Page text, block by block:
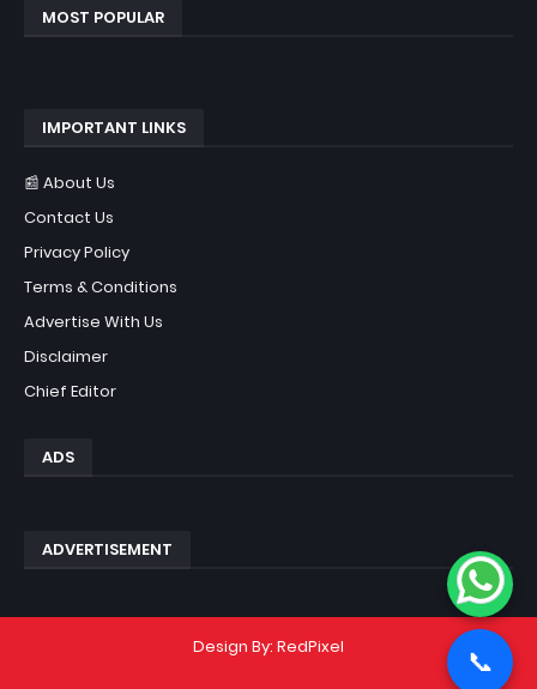
MOST POPULAR
IMPORTANT LINKS
📰 About Us
Contact Us
Privacy Policy
Terms & Conditions
Advertise With Us
Disclaimer
Chief Editor
ADS
ADVERTISEMENT
📞
Design By: RedPixel